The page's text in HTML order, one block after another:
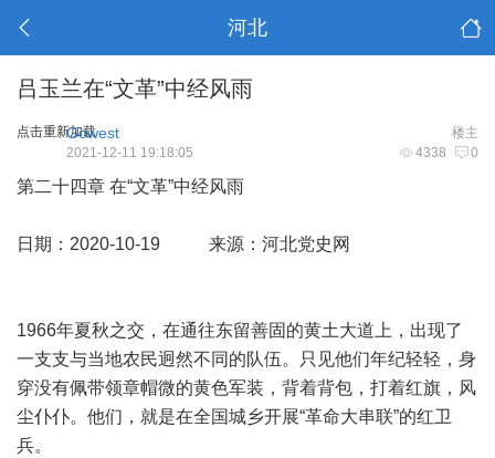
河北
吕玉兰在“文革”中经风雨
点击重新加载 楼主
Gowest
4338 0
2021-12-11 19:18:05
第二十四章 在“文革”中经风雨
日期：2020-10-19 来源：河北党史网
1966年夏秋之交，在通往东留善固的黄土大道上，出现了
一支支与当地农民迥然不同的队伍。只见他们年纪轻轻，身
穿没有佩带领章帽微的黄色军装，背着背包，打着红旗，风
尘仆仆。他们，就是在全国城乡开展“革命大串联”的红卫
兵。